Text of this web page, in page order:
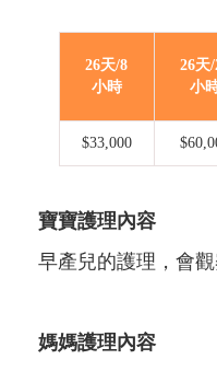
26天/8
小時
26天/
小
$33,000
寶寶護理內容
早產兒的護理，會
媽媽護理內容